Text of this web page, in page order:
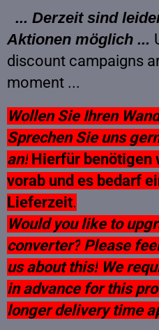
... Derzeit sind
Aktionen möglich ...
discount campaigns
moment ...
Wollen Sie Ihren
Sprechen Sie uns
an! Hierfür benötigen
vorab und es bedarf
Lieferzeit.
Would you like to
converter? Please
us about this! We
in advance for this
longer delivery time